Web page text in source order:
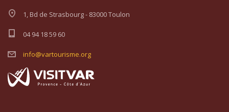
1, Bd de Strasbourg - 83000 Toulon
04 94 18 59 60
info@vartourisme.org